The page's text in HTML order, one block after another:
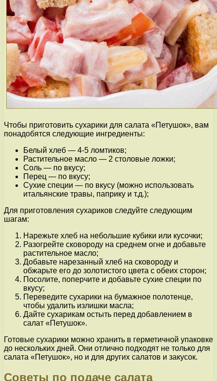
Чтобы приготовить сухарики для салата «Петушок», вам
понадобятся следующие ингредиенты:
Белый хлеб — 4-5 ломтиков;
Растительное масло — 2 столовые ложки;
Соль — по вкусу;
Перец — по вкусу;
Сухие специи — по вкусу (можно использовать
итальянские травы, паприку и т.д.);
Для приготовления сухариков следуйте следующим
шагам:
Нарежьте хлеб на небольшие кубики или кусочки;
Разогрейте сковороду на среднем огне и добавьте
растительное масло;
Добавьте нарезанный хлеб на сковороду и
обжарьте его до золотистого цвета с обеих сторон;
Посолите, поперчите и добавьте сухие специи по
вкусу;
Переведите сухарики на бумажное полотенце,
чтобы удалить излишки масла;
Дайте сухарикам остыть перед добавлением в
салат «Петушок».
Готовые сухарики можно хранить в герметичной упаковке
до нескольких дней. Они отлично подходят не только для
салата «Петушок», но и для других салатов и закусок.
Советы по подаче салата